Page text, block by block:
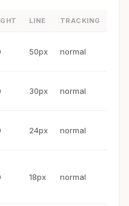
LINE TRACKING
50px normal
30px normal
24px normal
18px normal